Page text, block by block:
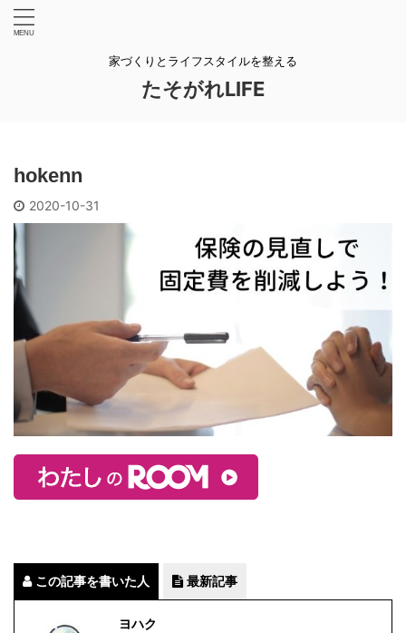
家づくりとライフスタイルを整える
たそがれLIFE
hokenn
2020-10-31
この記事を書いた人 最新記事
ヨハク